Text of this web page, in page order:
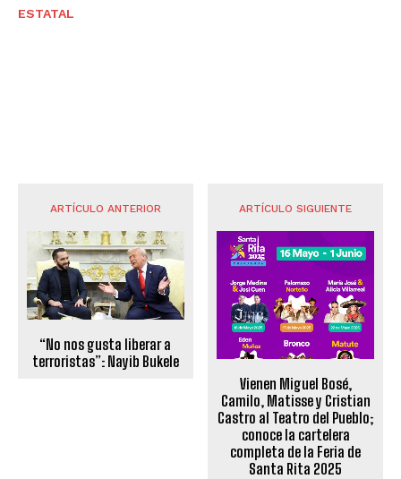
ESTATAL
ARTÍCULO ANTERIOR
“No nos gusta liberar a
terroristas”: Nayib Bukele
ARTÍCULO SIGUIENTE
Vienen Miguel Bosé,
Camilo, Matisse y Cristian
Castro al Teatro del Pueblo;
conoce la cartelera
completa de la Feria de
Santa Rita 2025